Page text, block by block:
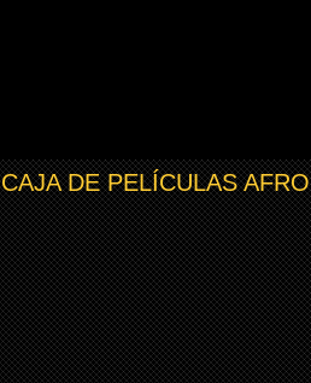
CAJA DE PELÍCULAS AFRO